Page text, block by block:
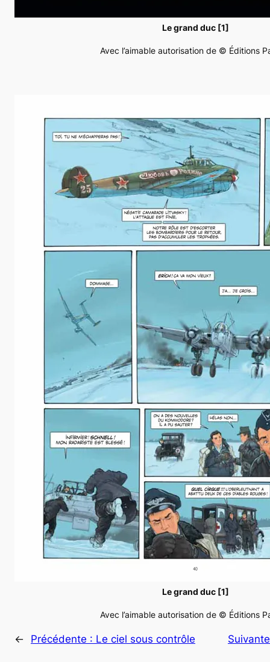
Le grand duc [1]
Avec l’aimable autorisation de © Éditions
Le grand duc [1]
Avec l’aimable autorisation de © Éditions
← Précédente : Le ciel sous contrôle